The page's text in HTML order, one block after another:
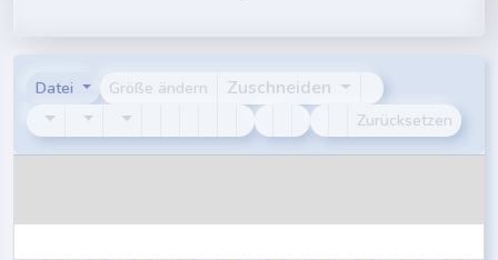
Datei Größe ändern Zuschneiden
Zurücksetzen